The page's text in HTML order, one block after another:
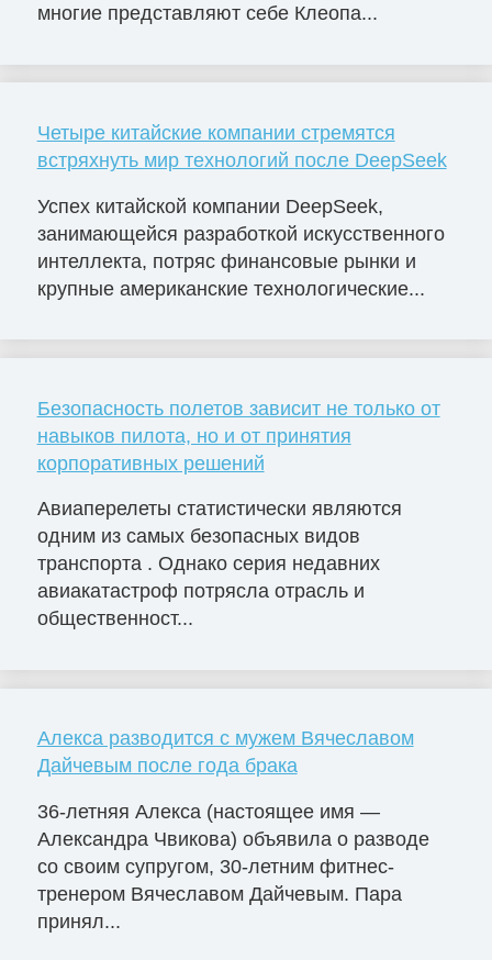
многие представляют себе Клеопа...
Четыре китайские компании стремятся
встряхнуть мир технологий после DeepSeek
Успех китайской компании DeepSeek,
занимающейся разработкой искусственного
интеллекта, потряс финансовые рынки и
крупные американские технологические...
Безопасность полетов зависит не только от
навыков пилота, но и от принятия
корпоративных решений
Авиаперелеты статистически являются
одним из самых безопасных видов
транспорта . Однако серия недавних
авиакатастроф потрясла отрасль и
общественност...
Алекса разводится с мужем Вячеславом
Дайчевым после года брака
36-летняя Алекса (настоящее имя —
Александра Чвикова) объявила о разводе
со своим супругом, 30-летним фитнес-
тренером Вячеславом Дайчевым. Пара
принял...